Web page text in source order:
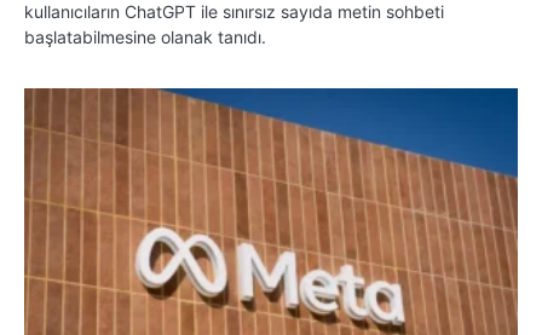
kullanıcıların ChatGPT ile sınırsız sayıda metin sohbeti
başlatabilmesine olanak tanıdı.